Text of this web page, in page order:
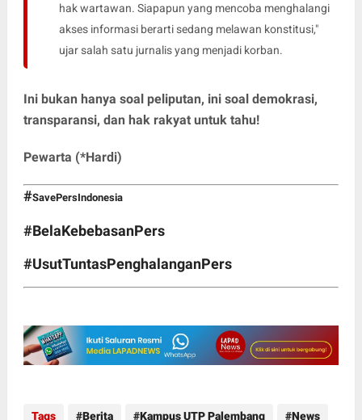
hak wartawan. Siapapun yang mencoba menghalangi
akses informasi berarti sedang melawan konstitusi,"
ujar salah satu jurnalis yang menjadi korban.
Ini bukan hanya soal peliputan, ini soal demokrasi,
transparansi, dan hak rakyat untuk tahu!
Pewarta (*Hardi)
#SavePersIndonesia
#BelaKebebasanPers
#UsutTuntasPenghalanganPers
Tags Berita Kampus UTP Palembang
News